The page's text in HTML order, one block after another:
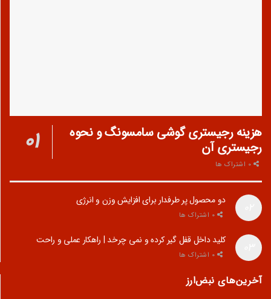
هزینه رجیستری گوشی سامسونگ و نحوه
رجیستری آن
دو محصول پر طرفدار برای افزایش وزن و انرژی
کلید داخل قفل گیر کرده و نمی چرخد | راهکار عملی و راحت
آخرین‌های نبض‌ارز